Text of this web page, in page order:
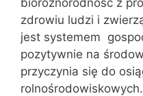
bioróżnorodność z
zdrowiu ludzi i
jest systemem
pozytywnie na
przyczynia się do